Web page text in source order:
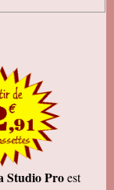
Studio Proest